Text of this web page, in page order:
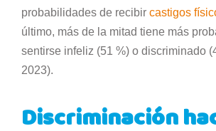
probabilidades de recibir castigos
último, más de la mitad tiene más
sentirse infeliz (51 %) o discriminado
2023).
Discriminación